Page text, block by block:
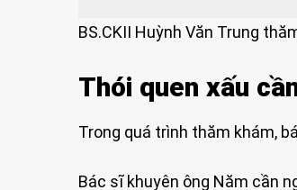
BS.CKII Huỳnh Văn Trung
Thói quen xấu
Trong quá trình thăm khám,
Bác sĩ khuyên ông Năm cần